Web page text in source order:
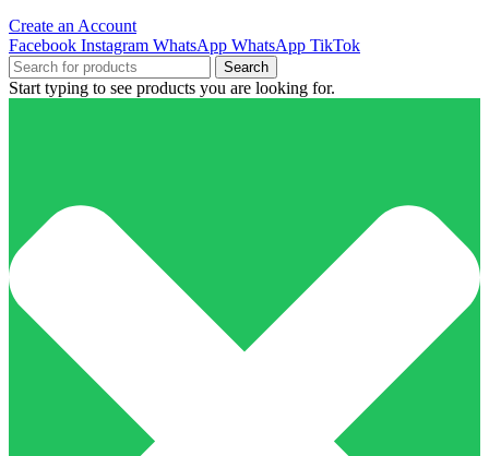
Create an Account
Facebook Instagram WhatsApp WhatsApp TikTok
Search
Start typing to see products you are looking for.